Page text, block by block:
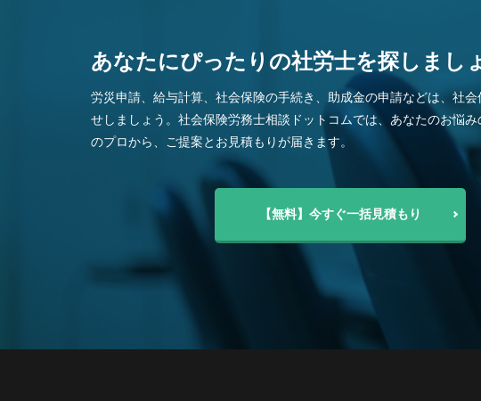
あなたにぴったりの社労士を探しまし
労災申請、給与計算、社会保険の手続き、助成金の申請などは、社
せしましょう。社会保険労務士相談ドットコムでは、あなたのお悩み
のプロから、ご提案とお見積もりが届きます。
【無料】今すぐ一括見積もり